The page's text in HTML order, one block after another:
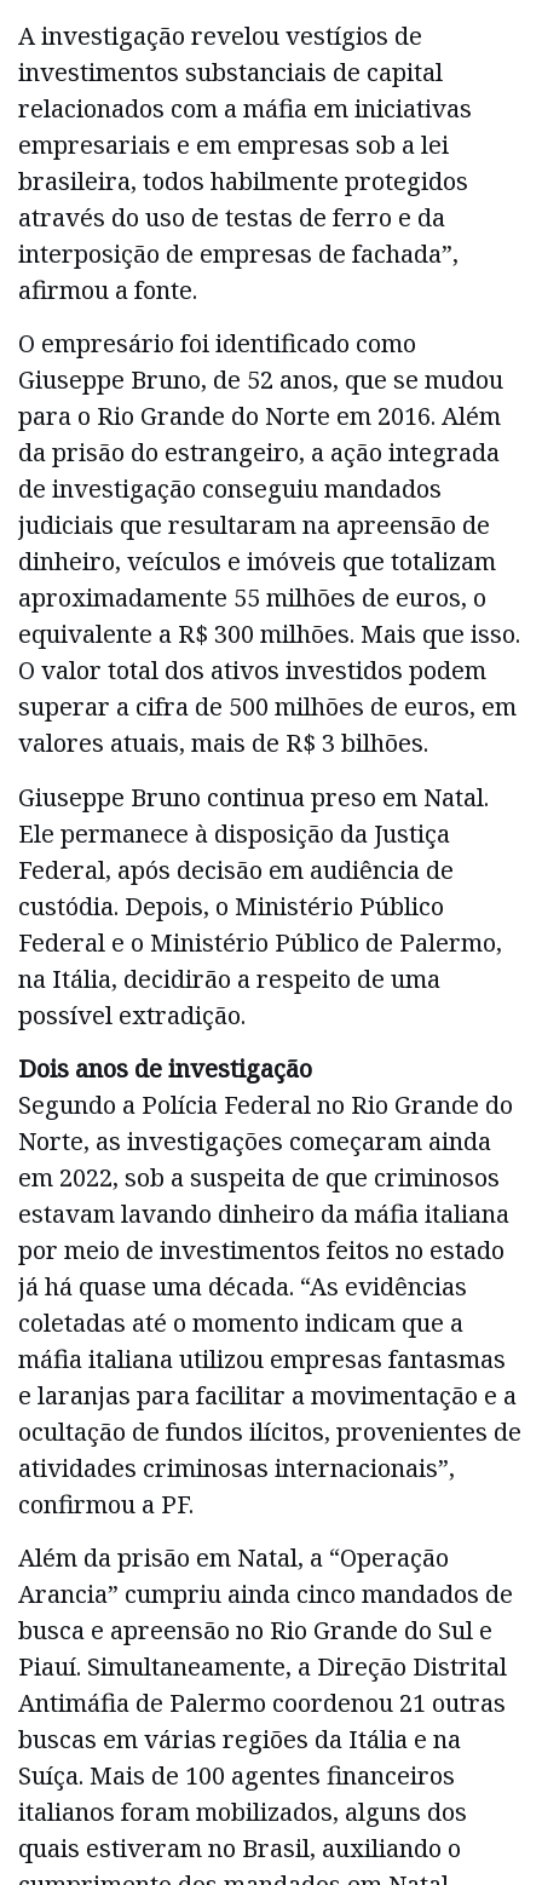
A investigação revelou vestígios de
investimentos substanciais de capital
relacionados com a máfia em iniciativas
empresariais e em empresas sob a lei
brasileira, todos habilmente protegidos
através do uso de testas de ferro e da
interposição de empresas de fachada”,
afirmou a fonte.
O empresário foi identificado como
Giuseppe Bruno, de 52 anos, que se mudou
para o Rio Grande do Norte em 2016. Além
da prisão do estrangeiro, a ação integrada
de investigação conseguiu mandados
judiciais que resultaram na apreensão de
dinheiro, veículos e imóveis que totalizam
aproximadamente 55 milhões de euros, o
equivalente a R$ 300 milhões. Mais que isso.
O valor total dos ativos investidos podem
superar a cifra de 500 milhões de euros, em
valores atuais, mais de R$ 3 bilhões.
Giuseppe Bruno continua preso em Natal.
Ele permanece à disposição da Justiça
Federal, após decisão em audiência de
custódia. Depois, o Ministério Público
Federal e o Ministério Público de Palermo,
na Itália, decidirão a respeito de uma
possível extradição.
Dois anos de investigação
Segundo a Polícia Federal no Rio Grande do
Norte, as investigações começaram ainda
em 2022, sob a suspeita de que criminosos
estavam lavando dinheiro da máfia italiana
por meio de investimentos feitos no estado
já há quase uma década. “As evidências
coletadas até o momento indicam que a
máfia italiana utilizou empresas fantasmas
e laranjas para facilitar a movimentação e a
ocultação de fundos ilícitos, provenientes de
atividades criminosas internacionais”,
confirmou a PF.
Além da prisão em Natal, a “Operação
Arancia” cumpriu ainda cinco mandados de
busca e apreensão no Rio Grande do Sul e
Piauí. Simultaneamente, a Direção Distrital
Antimáfia de Palermo coordenou 21 outras
buscas em várias regiões da Itália e na
Suíça. Mais de 100 agentes financeiros
italianos foram mobilizados, alguns dos
quais estiveram no Brasil, auxiliando o